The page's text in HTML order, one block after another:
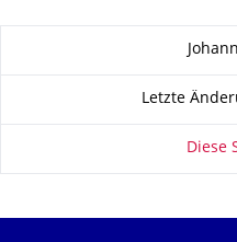
Letzte
Diese